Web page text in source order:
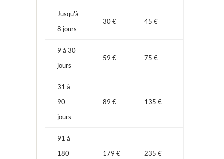
Jusqu'à
8 jours
30 € 45 €
9 à 30
jours
59 € 75 €
31 à
90
jours
89 € 135 €
91 à
180
179 € 235 €